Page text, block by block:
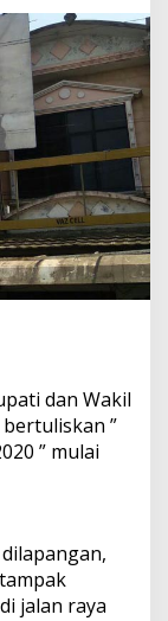
dan Wakil
”
” mulai
jalan raya